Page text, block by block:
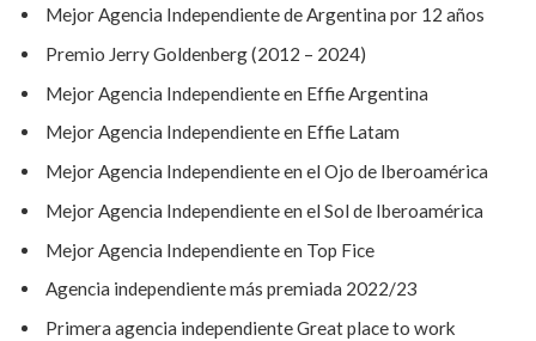
Mejor Agencia Independiente de Argentina por 12 años
Premio Jerry Goldenberg (2012 – 2024)
Mejor Agencia Independiente en Effie Argentina
Mejor Agencia Independiente en Effie Latam
Mejor Agencia Independiente en el Ojo de Iberoamérica
Mejor Agencia Independiente en el Sol de Iberoamérica
Mejor Agencia Independiente en Top Fice
Agencia independiente más premiada 2022/23
Primera agencia independiente Great place to work